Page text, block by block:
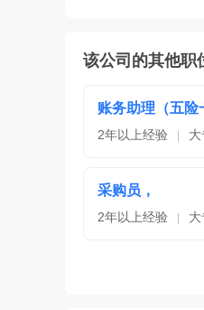
该公司的其他职
账务助理（五险
2年以上经验
采购员，
2年以上经验